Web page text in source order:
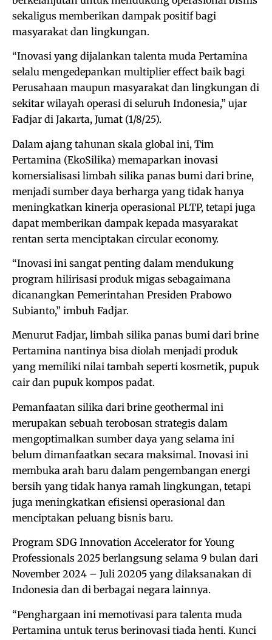
sekaligus memberikan dampak positif bagi
masyarakat dan lingkungan.
“Inovasi yang dijalankan talenta muda Pertamina
selalu mengedepankan multiplier effect baik bagi
Perusahaan maupun masyarakat dan lingkungan di
sekitar wilayah operasi di seluruh Indonesia,” ujar
Fadjar di Jakarta, Jumat (1/8/25).
Dalam ajang tahunan skala global ini, Tim
Pertamina (EkoSilika) memaparkan inovasi
komersialisasi limbah silika panas bumi dari brine,
menjadi sumber daya berharga yang tidak hanya
meningkatkan kinerja operasional PLTP, tetapi juga
dapat memberikan dampak kepada masyarakat
rentan serta menciptakan circular economy.
“Inovasi ini sangat penting dalam mendukung
program hilirisasi produk migas sebagaimana
dicanangkan Pemerintahan Presiden Prabowo
Subianto,” imbuh Fadjar.
Menurut Fadjar, limbah silika panas bumi dari brine
Pertamina nantinya bisa diolah menjadi produk
yang memiliki nilai tambah seperti kosmetik, pupuk
cair dan pupuk kompos padat.
Pemanfaatan silika dari brine geothermal ini
merupakan sebuah terobosan strategis dalam
mengoptimalkan sumber daya yang selama ini
belum dimanfaatkan secara maksimal. Inovasi ini
membuka arah baru dalam pengembangan energi
bersih yang tidak hanya ramah lingkungan, tetapi
juga meningkatkan efisiensi operasional dan
menciptakan peluang bisnis baru.
Program SDG Innovation Accelerator for Young
Professionals 2025 berlangsung selama 9 bulan dari
November 2024 – Juli 20205 yang dilaksanakan di
Indonesia dan di berbagai negara lainnya.
“Penghargaan ini memotivasi para talenta muda
Pertamina untuk terus berinovasi tiada henti. Kunci